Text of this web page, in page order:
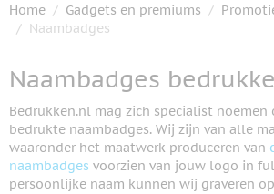
Home / Gadgets en premiums /
/ Naambadges
Naambadges
Bedrukken.nl mag zich specialist noemen
bedrukte naambadges. Wij zijn van alle
waaronder het maatwerk produceren van
naambadges voorzien van jouw logo in
persoonlijke naam kunnen wij graveren